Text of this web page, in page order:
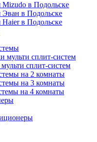
в Подольске
в Подольске
в Подольске
мульти сплит-систем
сплит-систем
на 2 комнаты
на 3 комнаты
на 4 комнаты